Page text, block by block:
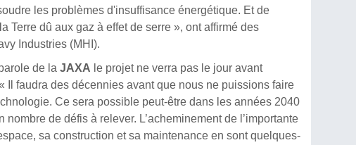
les problèmes d'insuffisance énergétique. Et de
Terre dû aux gaz à effet de serre », ont affirmé des
Industries (MHI).
de laJAXA le projet ne verra pas le jour avant
Il faudra des décennies avant que nous ne puissions faire
Ce sera possible peut-être dans les années 2040
nombre de défis à relever. L’acheminement de l’importante
sa construction et sa maintenance en sont quelques-